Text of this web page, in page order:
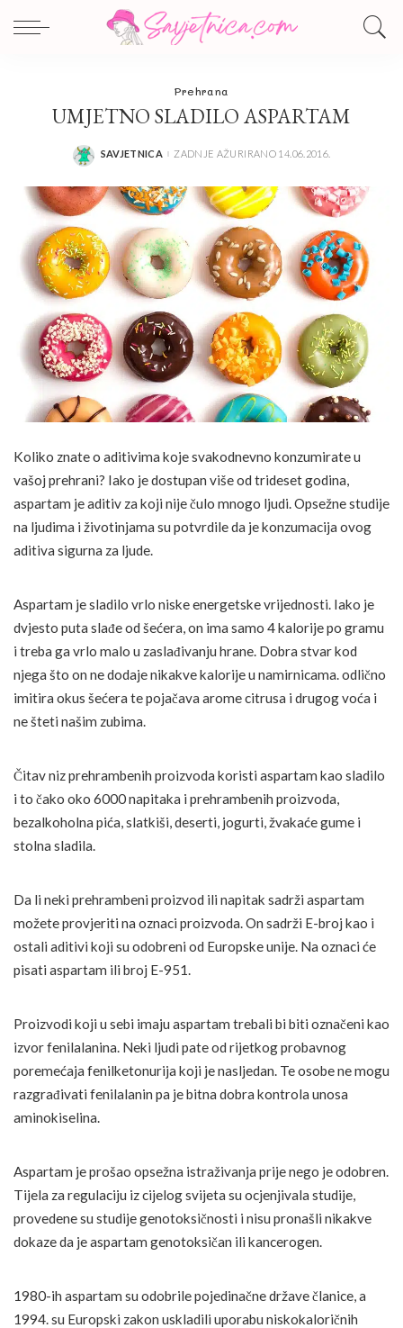
Prehrana
UMJETNO SLADILO ASPARTAM
POSTED
SAVJETNICA ZADNJE AŽURIRANO 14.06.2016.
Koliko znate o aditivima koje svakodnevno konzumirate u
vašoj prehrani? Iako je dostupan više od trideset godina,
aspartam je aditiv za koji nije čulo mnogo ljudi. Opsežne studije
na ljudima i životinjama su potvrdile da je konzumacija ovog
aditiva sigurna za ljude.
Aspartam je sladilo vrlo niske energetske vrijednosti. Iako je
dvjesto puta slađe od šećera, on ima samo 4 kalorije po gramu
i treba ga vrlo malo u zaslađivanju hrane. Dobra stvar kod
njega što on ne dodaje nikakve kalorije u namirnicama. odlično
imitira okus šećera te pojačava arome citrusa i drugog voća i
ne šteti našim zubima.
Čitav niz prehrambenih proizvoda koristi aspartam kao sladilo
i to čako oko 6000 napitaka i prehrambenih proizvoda,
bezalkoholna pića, slatkiši, deserti, jogurti, žvakaće gume i
stolna sladila.
Da li neki prehrambeni proizvod ili napitak sadrži aspartam
možete provjeriti na oznaci proizvoda. On sadrži E-broj kao i
ostali aditivi koji su odobreni od Europske unije. Na oznaci će
pisati aspartam ili broj E-951.
Proizvodi koji u sebi imaju aspartam trebali bi biti označeni kao
izvor fenilalanina. Neki ljudi pate od rijetkog probavnog
poremećaja fenilketonurija koji je nasljedan. Te osobe ne mogu
razgrađivati fenilalanin pa je bitna dobra kontrola unosa
aminokiselina.
Aspartam je prošao opsežna istraživanja prije nego je odobren.
Tijela za regulaciju iz cijelog svijeta su ocjenjivala studije,
provedene su studije genotoksičnosti i nisu pronašli nikakve
dokaze da je aspartam genotoksičan ili kancerogen.
1980-ih aspartam su odobrile pojedinačne države članice, a
1994. su Europski zakon uskladili uporabu niskokaloričnih